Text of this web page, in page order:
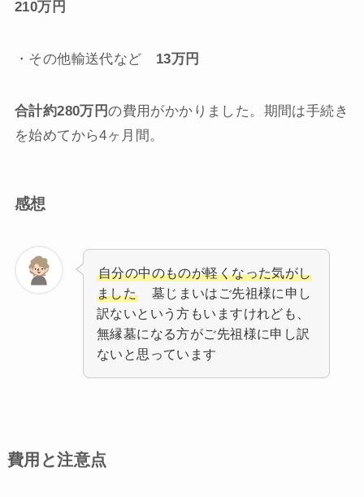
210万円
・その他輸送代など 13万円
合計約280万円の費用がかかりました。期間は手続き
を始めてから4ヶ月間。
感想
自分の中のものが軽くなった気がし
ました
墓じまいはご先祖様に申し
訳ないという方もいますけれども、
無縁墓になる方がご先祖様に申し訳
ないと思っています
費用と注意点